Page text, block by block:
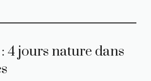
4 jours nature dans